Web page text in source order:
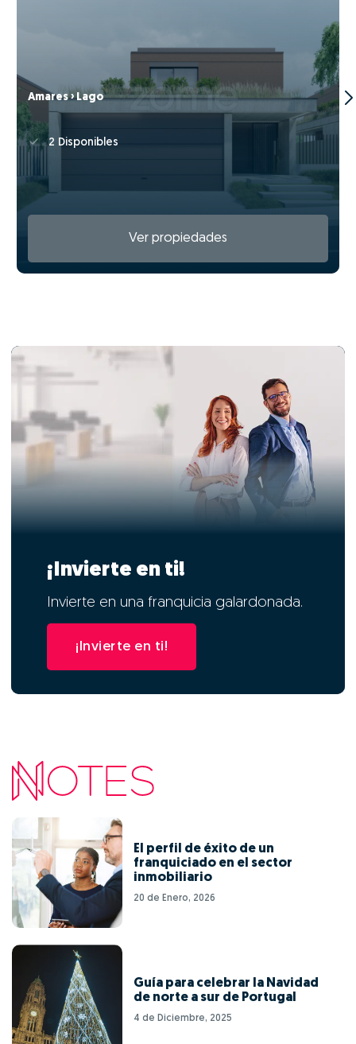
Amares › Lago
2 Disponibles
Ver propiedades
¡Invierte en ti!
Invierte en una franquicia galardonada.
¡Invierte en ti!
El perfil de éxito de un
franquiciado en el sector
inmobiliario
20 de Enero, 2026
Guía para celebrar la Navidad
de norte a sur de Portugal
4 de Diciembre, 2025